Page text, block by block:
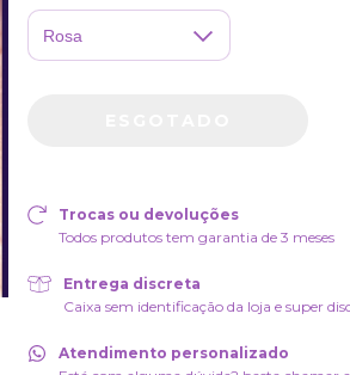
Trocas ou devoluções
Todos produtos tem garantia de 3 meses
Entrega discreta
Caixa sem identificação da loja e super
Atendimento personalizado